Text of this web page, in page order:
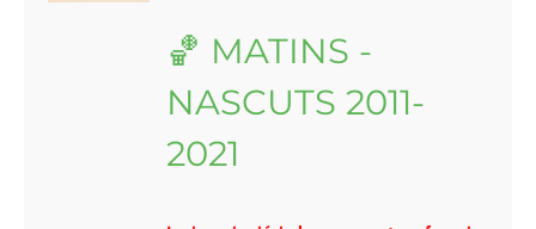
🏀 MATINS -
NASCUTS 2011-
2021